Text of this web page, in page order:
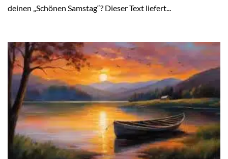
deinen „Schönen Samstag“? Dieser Text liefert...